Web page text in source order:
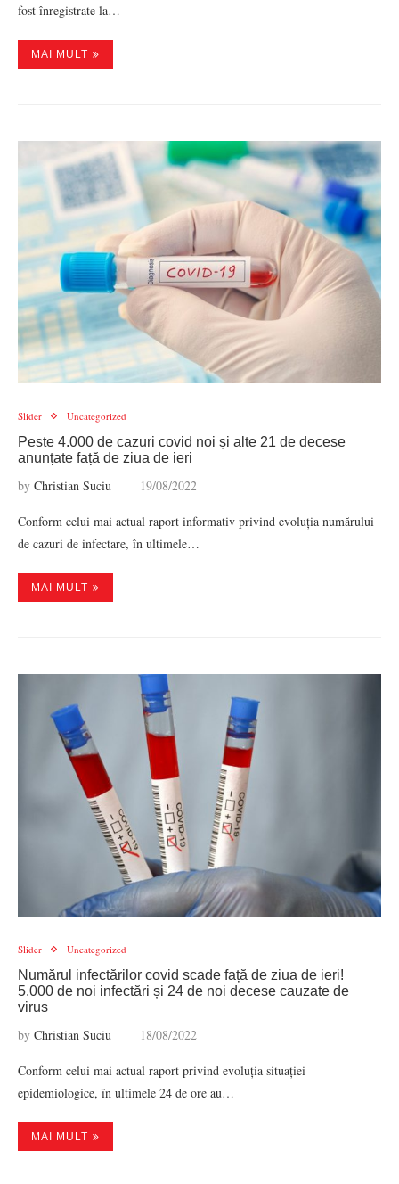
fost înregistrate la…
MAI MULT
Slider Uncategorized
Peste 4.000 de cazuri covid noi și alte 21 de decese
anunțate față de ziua de ieri
by Christian Suciu 19/08/2022
Conform celui mai actual raport informativ privind evoluția numărului
de cazuri de infectare, în ultimele…
MAI MULT
Slider Uncategorized
Numărul infectărilor covid scade față de ziua de ieri!
5.000 de noi infectări și 24 de noi decese cauzate de
virus
by Christian Suciu 18/08/2022
Conform celui mai actual raport privind evoluția situației
epidemiologice, în ultimele 24 de ore au…
MAI MULT